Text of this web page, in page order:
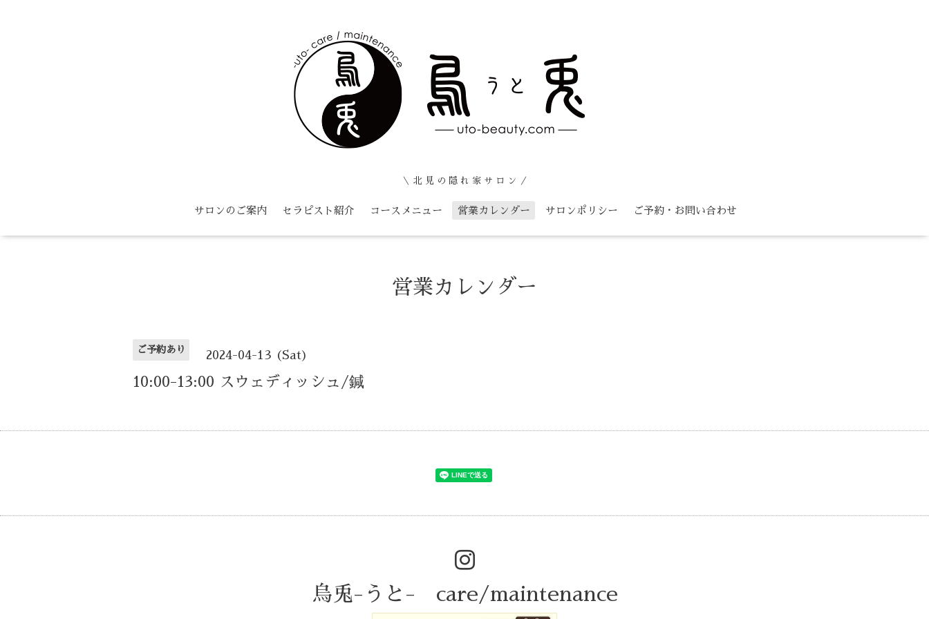
＼ 北 見 の 隠 れ 家 サ ロ ン ／
サロンのご案内 セラピスト紹介 コースメニュー 営業カレンダー サロンポリシー ご予約・お問い合わせ
営業カレンダー
ご予約あり 2024-04-13 (Sat)
10:00-13:00 スウェディッシュ/鍼
烏兎-うと- care/maintenance